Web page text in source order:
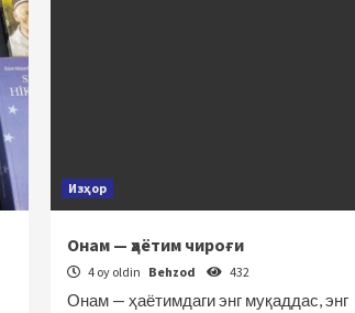
Изҳор
Онам — ҳаётим чироғи
4 oy oldin Behzod 432
Онам — ҳаётимдаги энг муқаддас, энг